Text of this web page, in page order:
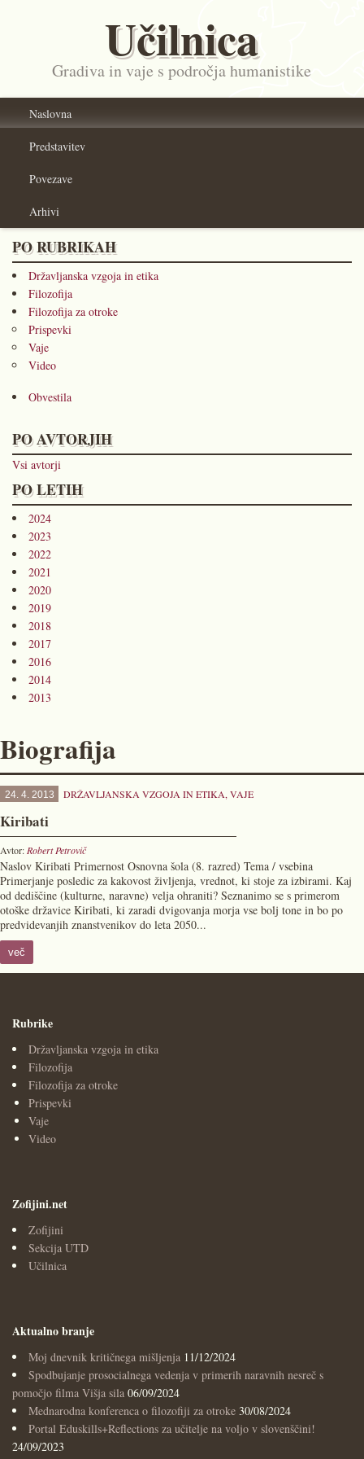
Učilnica
Gradiva in vaje s področja humanistike
Naslovna
Predstavitev
Povezave
Arhivi
PO RUBRIKAH
Državljanska vzgoja in etika
Filozofija
Filozofija za otroke
Prispevki
Vaje
Video
Obvestila
PO AVTORJIH
Vsi avtorji
PO LETIH
2024
2023
2022
2021
2020
2019
2018
2017
2016
2014
2013
Biografija
24. 4. 2013 DRŽAVLJANSKA VZGOJA IN ETIKA, VAJE
Kiribati
Avtor: Robert Petrovič
Naslov Kiribati Primernost Osnovna šola (8. razred) Tema / vsebina
Primerjanje posledic za kakovost življenja, vrednot, ki stoje za izbirami. Kaj
od dediščine (kulturne, naravne) velja ohraniti? Seznanimo se s primerom
otoške državice Kiribati, ki zaradi dvigovanja morja vse bolj tone in bo po
predvidevanjih znanstvenikov do leta 2050...
več
Rubrike
Državljanska vzgoja in etika
Filozofija
Filozofija za otroke
Prispevki
Vaje
Video
Zofijini.net
Zofijini
Sekcija UTD
Učilnica
Aktualno branje
Moj dnevnik kritičnega mišljenja 11/12/2024
Spodbujanje prosocialnega vedenja v primerih naravnih nesreč s
pomočjo filma Višja sila 06/09/2024
Mednarodna konferenca o filozofiji za otroke 30/08/2024
Portal Eduskills+Reflections za učitelje na voljo v slovenščini!
24/09/2023